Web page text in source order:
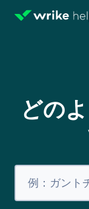
どの